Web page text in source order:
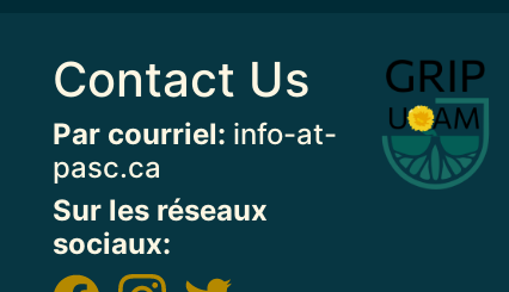
Contact Us
Par courriel: info-at-
pasc.ca
Sur les réseaux
sociaux:
Image